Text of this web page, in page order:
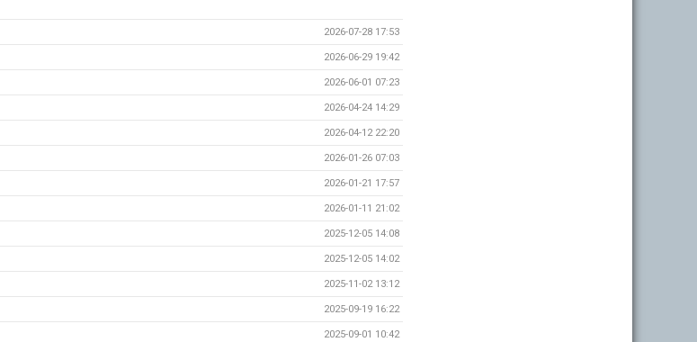
2026-07-28 17:53
2026-06-29 19:42
2026-06-01 07:23
2026-04-24 14:29
2026-04-12 22:20
2026-01-26 07:03
2026-01-21 17:57
2026-01-11 21:02
2025-12-05 14:08
2025-12-05 14:02
2025-11-02 13:12
2025-09-19 16:22
2025-09-01 10:42